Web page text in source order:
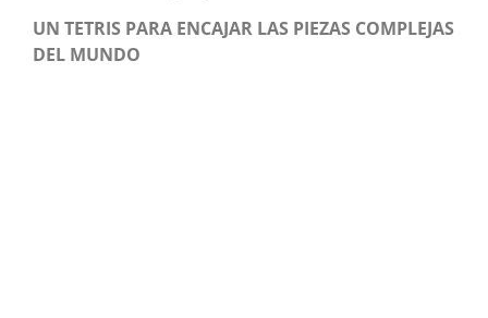
UN TETRIS PARA ENCAJAR LAS PIEZAS COMPLEJAS
DEL MUNDO